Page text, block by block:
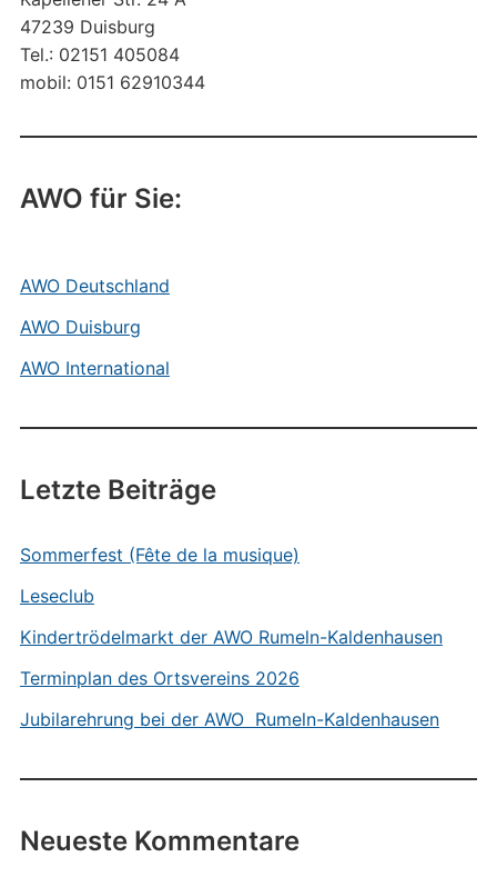
47239 Duisburg
Tel.: 02151 405084
mobil: 0151 62910344
AWO für Sie:
AWO Deutschland
AWO Duisburg
AWO International
Letzte Beiträge
Sommerfest (Fête de la musique)
Leseclub
Kindertrödelmarkt der AWO Rumeln-Kaldenhausen
Terminplan des Ortsvereins 2026
Jubilarehrung bei der AWO Rumeln-Kaldenhausen
Neueste Kommentare